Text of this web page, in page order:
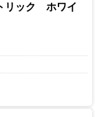
リック ホワイ